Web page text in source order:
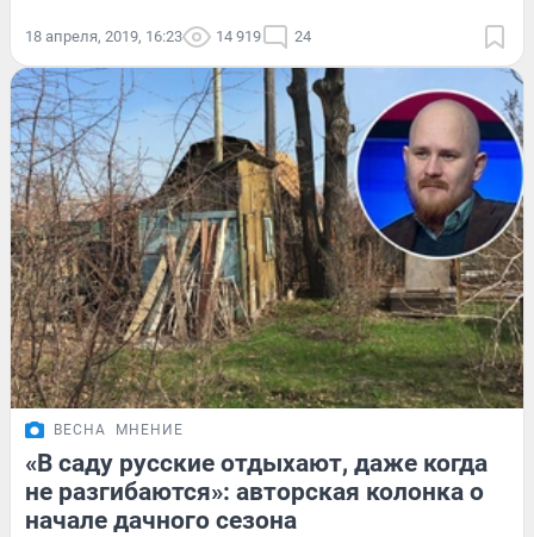
18 апреля, 2019, 16:23 14 919 24
ВЕСНА МНЕНИЕ
«В саду русские отдыхают, даже когда
не разгибаются»: авторская колонка о
начале дачного сезона